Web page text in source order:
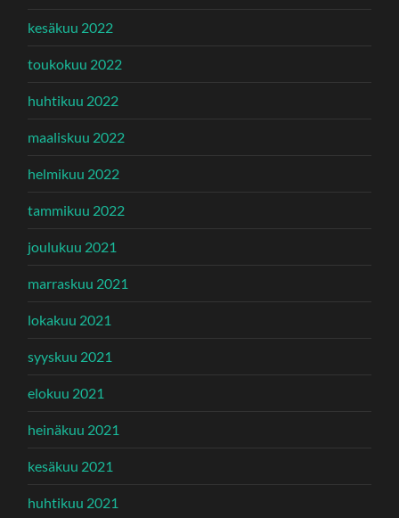
kesäkuu 2022
toukokuu 2022
huhtikuu 2022
maaliskuu 2022
helmikuu 2022
tammikuu 2022
joulukuu 2021
marraskuu 2021
lokakuu 2021
syyskuu 2021
elokuu 2021
heinäkuu 2021
kesäkuu 2021
huhtikuu 2021